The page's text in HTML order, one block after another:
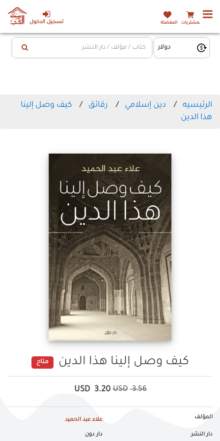
تسجيل الدخول المشتريات المفضلة
الرئيسيه دين إسلامي رقائق
كيف وصل إلينا
هذا الدين
كيف وصل إلينا هذا الدين متاح
3.56
USD
3.20
USD
المؤلف علاء عبد الحميد
دار النشر دار دون